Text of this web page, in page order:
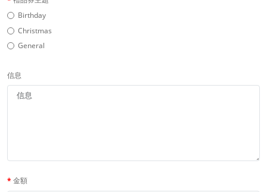
Birthday
Christmas
General
信息
金額